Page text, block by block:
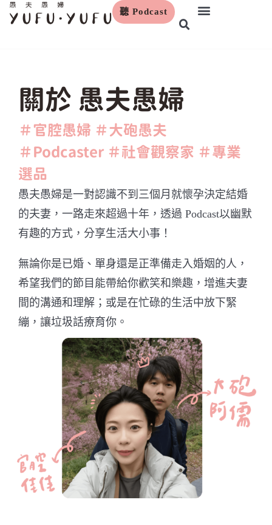
跳
聽 Podcast
關於 愚夫愚婦
＃官腔愚婦 ＃大砲愚夫
＃Podcaster ＃社會觀察家 ＃專業
選品
愚夫愚婦是一對認識不到三個月就懷孕決定結婚
的夫妻，一路走來超過十年，透過 Podcast以幽默
有趣的方式，分享生活大小事！
無論你是已婚、單身還是正準備走入婚姻的人，
希望我們的節目能帶給你歡笑和樂趣，增進夫妻
間的溝通和理解；或是在忙碌的生活中放下緊
繃，讓垃圾話療育你。